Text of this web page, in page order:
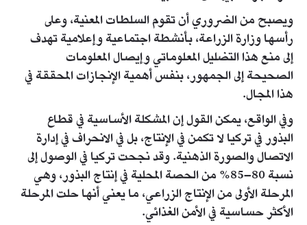
ويصبح من الضروري أن تقوم السلطات المعنية، وعلى
رأسها وزارة الزراعة، بأنشطة اجتماعية وإعلامية تهدف
إلى منع هذا التضليل المعلوماتي وإيصال المعلومات
الصحيحة إلى الجمهور، بنفس أهمية الإنجازات المحققة في
هذا المجال.
وفي الواقع، يمكن القول إن المشكلة الأساسية في قطاع
البذور في تركيا لا تكمن في الإنتاج، بل في الانحراف في إدارة
الاتصال والصورة الذهنية. وقد نجحت تركيا في الوصول إلى
نسبة 80–85% من الحصة المحلية في إنتاج البذور، وهي
المرحلة الأولى من الإنتاج الزراعي، ما يعني أنها حلت المرحلة
الأكثر حساسية في الأمن الغذائي.